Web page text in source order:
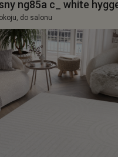
ng85a c_ white
do salonu